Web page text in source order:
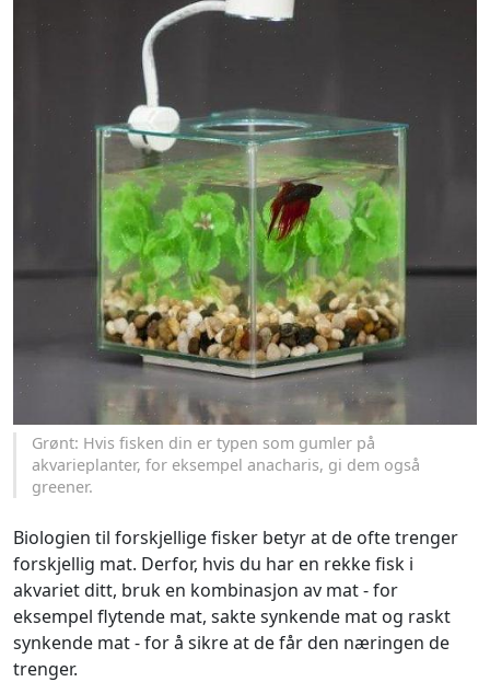
Grønt: Hvis fisken din er typen som gumler på
akvarieplanter, for eksempel anacharis, gi dem også
greener.
Biologien til forskjellige fisker betyr at de ofte trenger
forskjellig mat. Derfor, hvis du har en rekke fisk i
akvariet ditt, bruk en kombinasjon av mat - for
eksempel flytende mat, sakte synkende mat og raskt
synkende mat - for å sikre at de får den næringen de
trenger.